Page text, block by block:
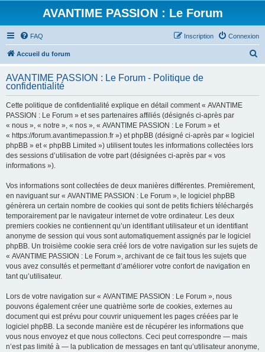
AVANTIME PASSION : Le Forum
FAQ Connexion
Inscription
Accueil du forum
h
AVANTIME PASSION : Le Forum - Politique de
confidentialité
Cette politique de confidentialité explique en détail comment « AVANTIME
PASSION : Le Forum » et ses partenaires affiliés (désignés ci-après par
« nous », « notre », « nos », « AVANTIME PASSION : Le Forum » et
« https://forum.avantimepassion.fr ») et phpBB (désigné ci-après par « logiciel
phpBB » et « phpBB Limited ») utilisent toutes les informations collectées lors
des sessions d’utilisation de votre part (désignées ci-après par « vos
informations »).
Vos informations sont collectées de deux manières différentes. Premièrement,
en naviguant sur « AVANTIME PASSION : Le Forum », le logiciel phpBB
génèrera un certain nombre de cookies qui sont de petits fichiers téléchargés
temporairement par le navigateur internet de votre ordinateur. Les deux
premiers cookies ne contiennent qu’un identifiant utilisateur et un identifiant
anonyme de session qui vous sont automatiquement assignés par le logiciel
phpBB. Un troisième cookie sera créé lors de votre navigation sur les sujets de
« AVANTIME PASSION : Le Forum », archivant de ce fait tous les sujets que
vous avez consultés et permettant d’améliorer votre confort de navigation en
tant qu’utilisateur.
Lors de votre navigation sur « AVANTIME PASSION : Le Forum », nous
pouvons également créer une quatrième sorte de cookies, externes au
document qui est prévu pour couvrir uniquement les pages créées par le
logiciel phpBB. La seconde manière est de récupérer les informations que
vous nous envoyez et que nous collectons. Ceci peut correspondre — mais
n’est pas limité à — la publication de messages en tant qu’utilisateur anonyme,